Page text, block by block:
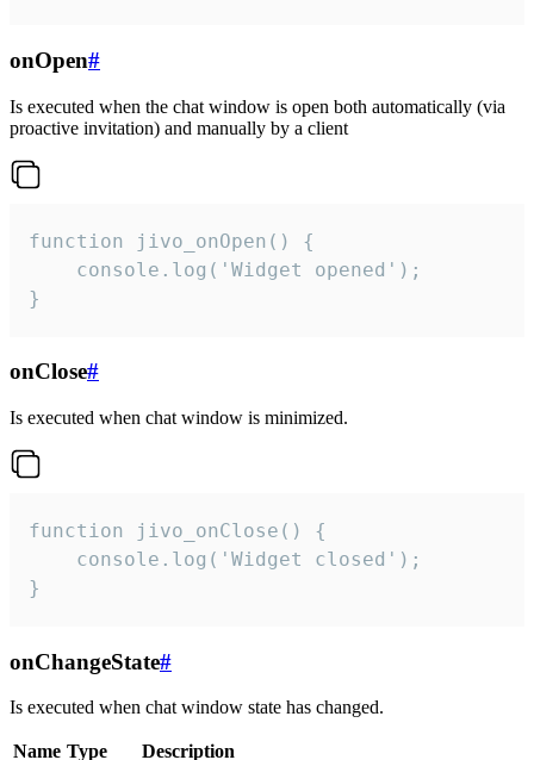
onOpen#
Is executed when the chat window is open both automatically (via
proactive invitation) and manually by a client
function jivo_onOpen() {
    console.log('Widget opened');
}
onClose#
Is executed when chat window is minimized.
function jivo_onClose() {
    console.log('Widget closed');
}
onChangeState#
Is executed when chat window state has changed.
Name Type Description